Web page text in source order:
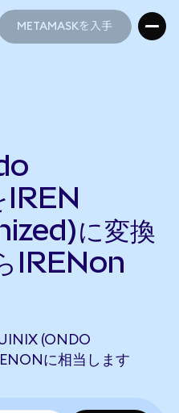
METAMASKを入手
に変換
IRENon
(ONDO
に相当します